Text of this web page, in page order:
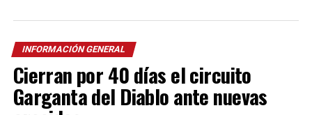
Una oportunidad nacida en la
Agritechnica
Lory relató que el año pasado viajó a Alemania para
visitar Agritechnica, la principal feria internacional de
INFORMACIÓN GENERAL
Cierran por 40 días el circuito
Garganta del Diablo ante nuevas